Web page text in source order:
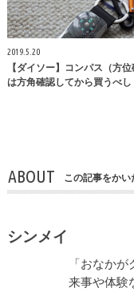
2019.5.20
【ダイソー】コンパス（方位
は方角確認してから買うべし
ABOUT この記事をかい
シンメイ
「おなか
来事や体験